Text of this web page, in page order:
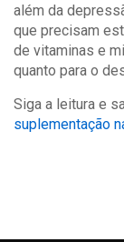
além da
que precisam
de vitaminas e
quanto para o
Siga a leitura e
suplementação